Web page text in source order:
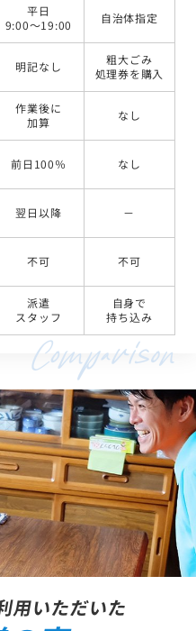
平日
9:00～19:00
自治体指定
明記なし
粗大ごみ
処理券を購入
作業後に
加算
なし
前日100％ なし
翌日以降 －
不可 不可
派遣
スタッフ
自身で
持ち込み
用いただいた